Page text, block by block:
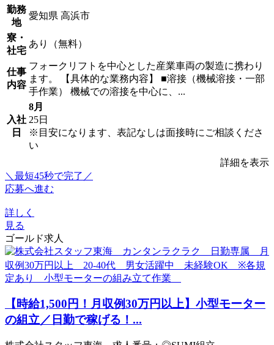
勤務
地
愛知県 高浜市
寮・
社宅
あり（無料）
仕事
内容
フォークリフトを中心とした産業車両の製造に携わり
ます。 【具体的な業務内容】 ■溶接（機械溶接・一部
手作業） 機械での溶接を中心に、...
入社
日
8月
25日
※目安になります、表記なしは面接時にご相談くださ
い
詳細を表示
＼最短45秒で完了／
応募へ進む
詳しく
見る
ゴールド求人
【時給1,500円！月収例30万円以上】小型モーター
の組立／日勤で稼げる！...